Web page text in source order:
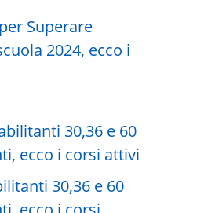
Superare
2024, ecco i
30,36 e 60